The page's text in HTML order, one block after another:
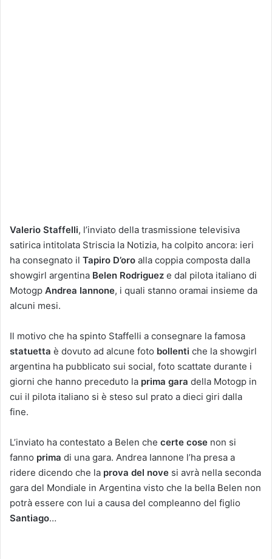
Valerio Staffelli, l’inviato della trasmissione televisiva
satirica intitolata Striscia la Notizia, ha colpito ancora: ieri
ha consegnato il Tapiro D’oro alla coppia composta dalla
showgirl argentina Belen Rodriguez e dal pilota italiano di
Motogp Andrea Iannone, i quali stanno oramai insieme da
alcuni mesi.
Il motivo che ha spinto Staffelli a consegnare la famosa
statuetta è dovuto ad alcune foto bollenti che la showgirl
argentina ha pubblicato sui social, foto scattate durante i
giorni che hanno preceduto la prima gara della Motogp in
cui il pilota italiano si è steso sul prato a dieci giri dalla
fine.
L’inviato ha contestato a Belen che certe cose non si
fanno prima di una gara. Andrea Iannone l’ha presa a
ridere dicendo che la prova del nove si avrà nella seconda
gara del Mondiale in Argentina visto che la bella Belen non
potrà essere con lui a causa del compleanno del figlio
Santiago…